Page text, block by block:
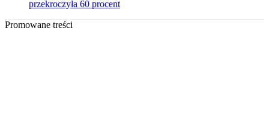
przekroczyła 60 procent
Promowane treści